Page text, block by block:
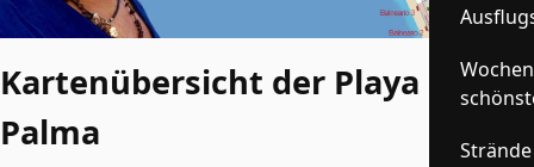
Kartenübersicht der Playa de
Palma